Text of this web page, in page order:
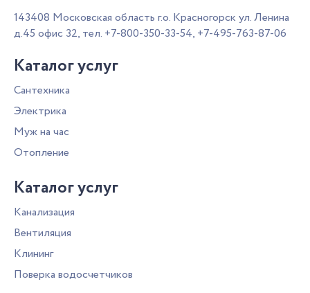
143408 Московская область г.о. Красногорск ул. Ленина
д.45 офис 32, тел. +7-800-350-33-54, +7-495-763-87-06
Каталог услуг
Сантехника
Электрика
Муж на час
Отопление
Каталог услуг
Канализация
Вентиляция
Клининг
Поверка водосчетчиков